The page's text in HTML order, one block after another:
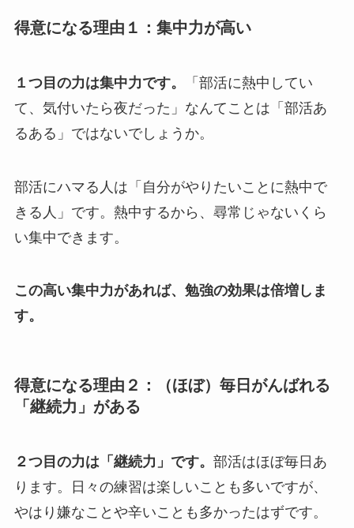
得意になる理由１：集中力が高い
１つ目の力は集中力です。
「部活に熱中してい
て、気付いたら夜だった」なんてことは「部活あ
るある」ではないでしょうか。
部活にハマる人は「自分がやりたいことに熱中で
きる人」です。熱中するから、尋常じゃないくら
い集中できます。
この高い集中力があれば、勉強の効果は倍増しま
す。
得意になる理由２：（ほぼ）毎日がんばれる
「継続力」がある
２つ目の力は「継続力」です。 部活はほぼ毎日あ
ります。日々の練習は楽しいことも多いですが、
やはり嫌なことや辛いことも多かったはずです。